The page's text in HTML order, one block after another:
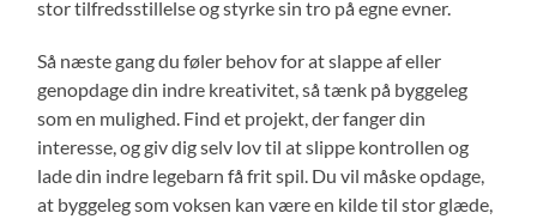
stor tilfredsstillelse og styrke sin tro på egne evner.
Så næste gang du føler behov for at slappe af eller
genopdage din indre kreativitet, så tænk på byggeleg
som en mulighed. Find et projekt, der fanger din
interesse, og giv dig selv lov til at slippe kontrollen og
lade din indre legebarn få frit spil. Du vil måske opdage,
at byggeleg som voksen kan være en kilde til stor glæde,